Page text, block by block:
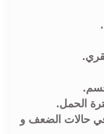
الحمل.
حالات الضعف و